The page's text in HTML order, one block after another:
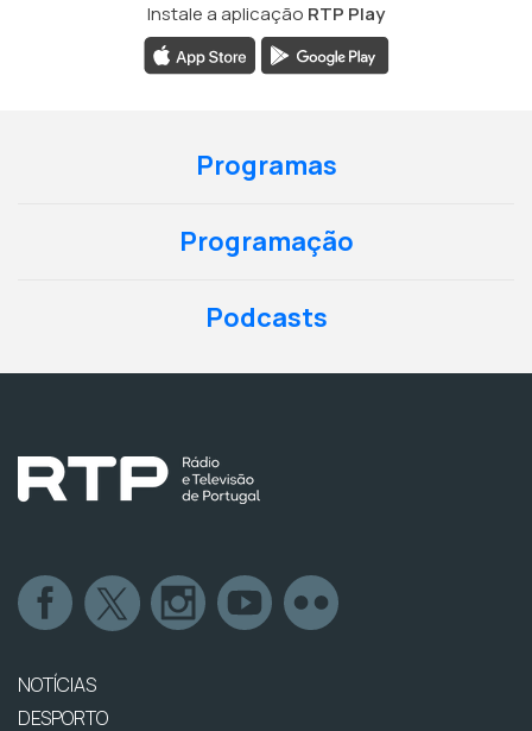
Instale a aplicação RTP Play
Programas
Programação
Podcasts
NOTÍCIAS
DESPORTO